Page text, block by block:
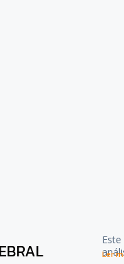
Ler